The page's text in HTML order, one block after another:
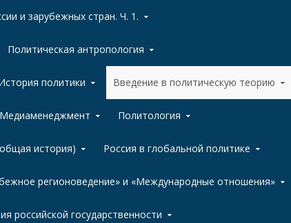
и зарубежных стран. Ч. 1.
Политическая антропология
политики Введение в политическую теорию
Медиаменеджмент Политология
история) Россия в глобальной политике
регионоведение» и «Международные отношения»
российской государственности